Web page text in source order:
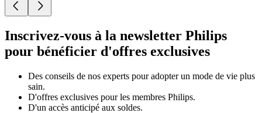
Inscrivez-vous à la newsletter Philips
pour bénéficier d'offres exclusives
Des conseils de nos experts pour adopter un mode de vie plus
sain.
D'offres exclusives pour les membres Philips.
D'un accès anticipé aux soldes.